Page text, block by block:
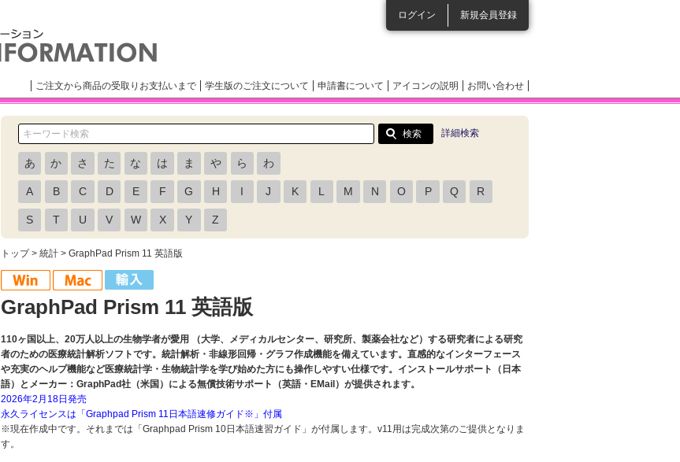
ログイン 新規会員登録
ご注文から商品の受取りお支払いまで 学生版のご注文について 申請書について アイコンの説明 お問い合わせ
詳細検索
あ か さ た な は ま や ら わ
A B C D E F G H I J K L M N O P Q R
S T U V W X Y Z
トップ> 統計 > GraphPad Prism 11 英語版
GraphPad Prism 11 英語版
110ヶ国以上、20万人以上の生物学者が愛用 （大学、メディカルセンター、研究所、製薬会社など）する研究者による研究
者のための医療統計解析ソフトです。統計解析・非線形回帰・グラフ作成機能を備えています。直感的なインターフェース
や充実のヘルプ機能など医療統計学・生物統計学を学び始めた方にも操作しやすい仕様です。インストールサポート（日本
語）とメーカー：GraphPad社（米国）による無償技術サポート（英語・EMail）が提供されます。
2026年2月18日発売
永久ライセンスは「Graphpad Prism 11日本語速修ガイド※」付属
※現在作成中です。それまでは「Graphpad Prism 10日本語速習ガイド」が付属します。v11用は完成次第のご提供となりま
す。